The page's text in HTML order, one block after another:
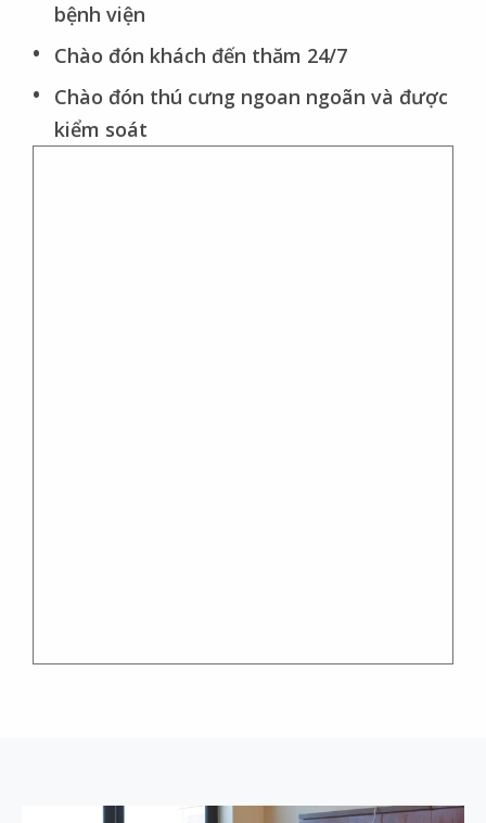
bệnh viện
Chào đón khách đến thăm 24/7
Chào đón thú cưng ngoan ngoãn và được
kiểm soát